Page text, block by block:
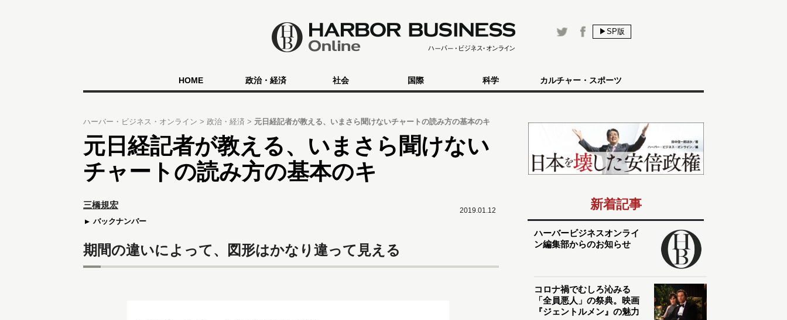
▶SP版
HOME 政治・経済 社会 国際 科学 カルチャー・スポーツ
ハーバー・ビジネス・オンライン 政治・経済 元日経記者が教える、いまさら聞けないチャートの読み方の基本のキ
元日経記者が教える、いまさら聞けない
チャートの読み方の基本のキ
2019.01.12
三橋規宏
バックナンバー
期間の違いによって、図形はかなり違って見える
新着記事
ハーバービジネスオンライ
ン編集部からのお知らせ
コロナ禍でむしろ沁みる
「全員悪人」の祭典。映画
『ジェントルメン』の魅力